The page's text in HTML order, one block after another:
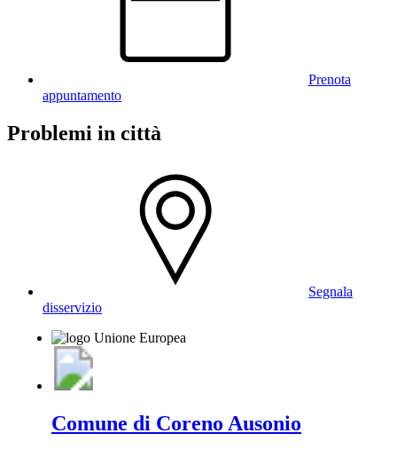
Prenota
appuntamento
Problemi in città
Segnala
disservizio
Comune di Coreno Ausonio